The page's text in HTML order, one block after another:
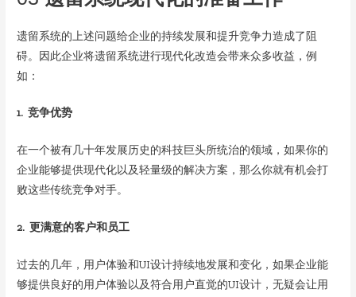
遗留系统的上述问题给企业的持续发展和提升竞争力造成了阻
碍。因此企业将遗留系统进行现代化改造会带来众多收益，例
如：
1. 竞争优势
在一个被有几十年发展历史的科技巨头所统治的领域，如果你的
企业能够提供现代化以及轻量级的解决方案，那么你就有机会打
败这些传统竞争对手。
2. 更满意的客户和员工
过去的几年，用户体验和UI设计持续地发展和变化，如果企业能
够提供良好的用户体验以及符合用户直觉的UI设计，无疑会让用